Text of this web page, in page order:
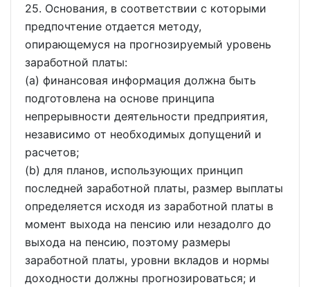
25. Основания, в соответствии с которыми
предпочтение отдается методу,
опирающемуся на прогнозируемый уровень
заработной платы:
(a) финансовая информация должна быть
подготовлена на основе принципа
непрерывности деятельности предприятия,
независимо от необходимых допущений и
расчетов;
(b) для планов, использующих принцип
последней заработной платы, размер выплаты
определяется исходя из заработной платы в
момент выхода на пенсию или незадолго до
выхода на пенсию, поэтому размеры
заработной платы, уровни вкладов и нормы
доходности должны прогнозироваться; и